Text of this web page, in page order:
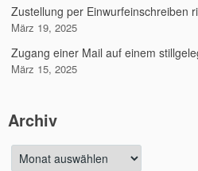
Zustellung per Einwurfeinschreiben
März 19, 2025
Zugang einer Mail auf einem
März 15, 2025
Archiv
Archiv